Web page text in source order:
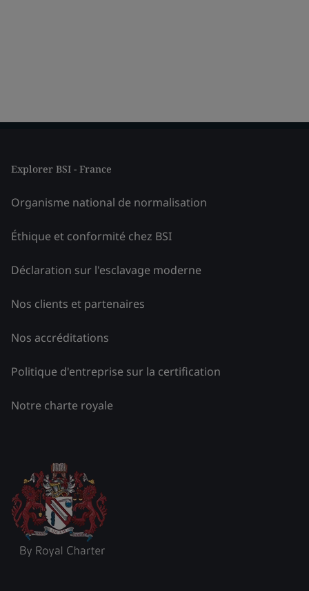
Explorer BSI - France
Organisme national de normalisation
Éthique et conformité chez BSI
Déclaration sur l'esclavage moderne
Nos clients et partenaires
Nos accréditations
Politique d'entreprise sur la certification
Notre charte royale